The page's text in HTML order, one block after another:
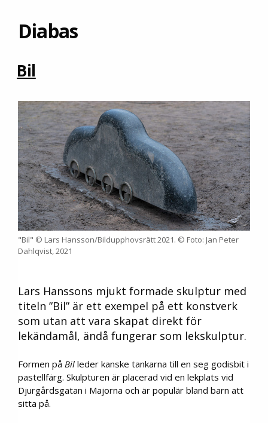
Diabas
Bil
"Bil" © Lars Hansson/Bildupphovsrätt 2021. © Foto: Jan Peter
Dahlqvist, 2021
Lars Hanssons mjukt formade skulptur med
titeln ”Bil” är ett exempel på ett konstverk
som utan att vara skapat direkt för
lekändamål, ändå fungerar som lekskulptur.
Formen på Bil leder kanske tankarna till en seg godisbit i
pastellfärg. Skulpturen är placerad vid en lekplats vid
Djurgårdsgatan i Majorna och är populär bland barn att
sitta på.